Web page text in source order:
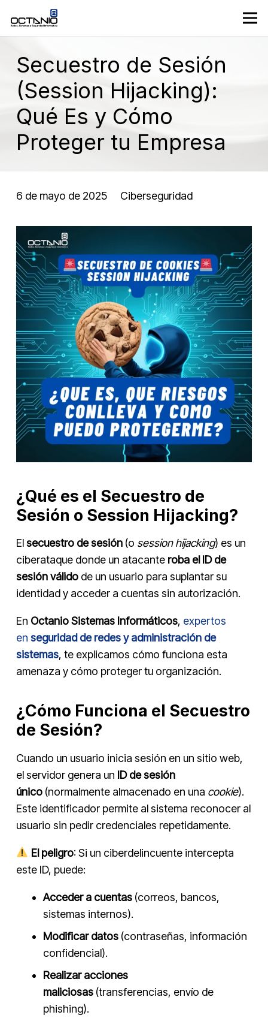
Secuestro de Sesión
(Session Hijacking):
Qué Es y Cómo
Proteger tu Empresa
6 de mayo de 2025 Ciberseguridad
¿Qué es el Secuestro de
Sesión o Session Hijacking?
Elsecuestro de sesión (o session hijacking) es un
ciberataque donde un atacante roba el ID de
sesión válido de un usuario para suplantar su
identidad y acceder a cuentas sin autorización.
En Octanio Sistemas Informáticos, expertos
en seguridad de redes y administración de
sistemas, te explicamos cómo funciona esta
amenaza y cómo proteger tu organización.
¿Cómo Funciona el Secuestro
de Sesión?
Cuando un usuario inicia sesión en un sitio web,
el servidor genera un ID de sesión
único (normalmente almacenado en una cookie).
Este identificador permite al sistema reconocer al
usuario sin pedir credenciales repetidamente.
El peligro: Si un ciberdelincuente intercepta
este ID, puede:
Acceder a cuentas (correos, bancos,
sistemas internos).
Modificar datos (contraseñas, información
confidencial).
Realizar acciones
maliciosas (transferencias, envío de
phishing).